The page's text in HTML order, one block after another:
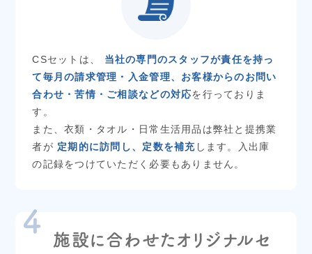
CSセットは、 当社の専門のスタッフが責任を持っ
て毎月の請求管理・入金管理、お客様からのお問い
合わせ・苦情・ご相談などの対応を行っておりま
す。
また、衣類・タオル・日常生活用品は弊社と提携業
者が 定期的に訪問し、定数を補充 します。入出庫
の記録をつけていただく必要もありません。
施設に合わせたオリジナルセ